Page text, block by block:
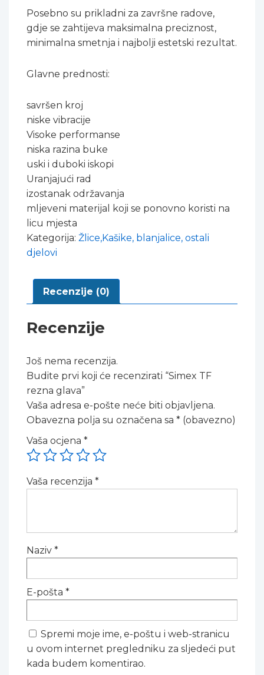
Posebno su prikladni za završne radove,
gdje se zahtijeva maksimalna preciznost,
minimalna smetnja i najbolji estetski rezultat.
Glavne prednosti:
savršen kroj
niske vibracije
Visoke performanse
niska razina buke
uski i duboki iskopi
Uranjajući rad
izostanak održavanja
mljeveni materijal koji se ponovno koristi na
licu mjesta
Kategorija: Žlice,Kašike, blanjalice, ostali
djelovi
Recenzije (0)
Recenzije
Još nema recenzija.
Budite prvi koji će recenzirati “Simex TF
rezna glava”
Vaša adresa e-pošte neće biti objavljena.
Obavezna polja su označena sa * (obavezno)
Vaša ocjena *
Vaša recenzija *
Naziv *
E-pošta *
Spremi moje ime, e-poštu i web-stranicu
u ovom internet pregledniku za sljedeći put
kada budem komentirao.